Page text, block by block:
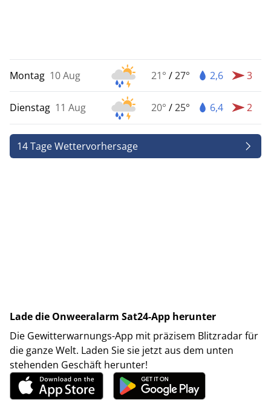
Montag 10 Aug 21° /27° 2,6 3
Dienstag 11 Aug 20° /25° 6,4 2
14 Tage Wettervorhersage
Lade die Onweeralarm Sat24-App herunter
Die Gewitterwarnungs-App mit präzisem Blitzradar für
die ganze Welt. Laden Sie sie jetzt aus dem unten
stehenden Geschäft herunter!